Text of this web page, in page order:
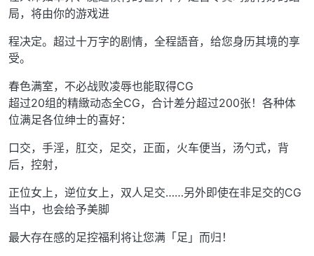
局，将由你的游戏进
程决定。超过十万字的剧情，全程語音，给您身历其境的享
受。
春色满室，不必战败凌辱也能取得CG
超过20组的精緻动态全CG，合计差分超过200张！各种体
位满足各位绅士的喜好：
口交，手淫，肛交，足交，正面，火车便当，汤勺式，背
后，控射，
正位女上，逆位女上，双人足交……另外即使在非足交的CG
当中，也会给予美脚
最大存在感的足控福利将让您满「足」而归！